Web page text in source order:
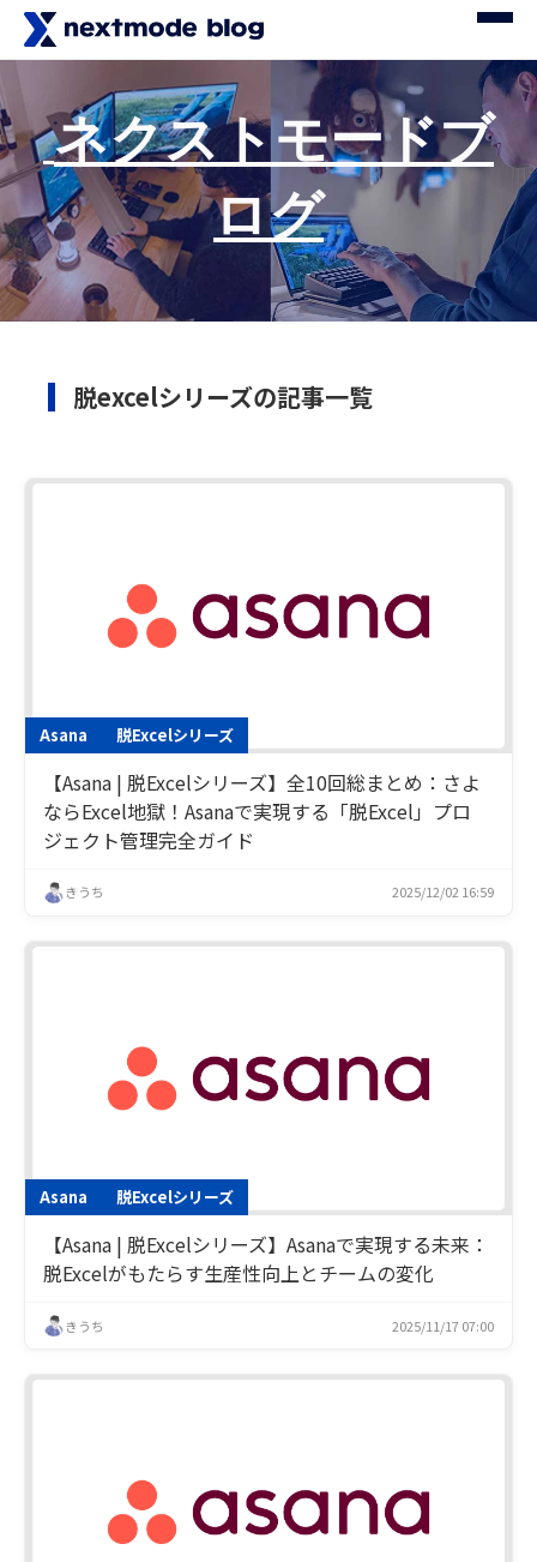
ネクストモードブ
ログ
脱excelシリーズの記事一覧
Asana 脱Excelシリーズ
【Asana | 脱Excelシリーズ】全10回総まとめ：さよ
ならExcel地獄！Asanaで実現する「脱Excel」プロ
ジェクト管理完全ガイド
きうち 2025/12/02 16:59
Asana 脱Excelシリーズ
【Asana | 脱Excelシリーズ】Asanaで実現する未来：
脱Excelがもたらす生産性向上とチームの変化
きうち 2025/11/17 07:00